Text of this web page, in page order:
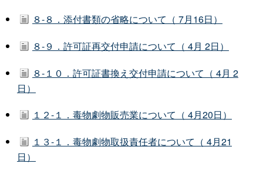
８-８．添付書類の省略について（ 7月16日）
８-９．許可証再交付申請について（ 4月 2日）
８-１０．許可証書換え交付申請について（ 4月 2
日）
１２-１．毒物劇物販売業について（ 4月20日）
１３-１．毒物劇物取扱責任者について（ 4月21
日）